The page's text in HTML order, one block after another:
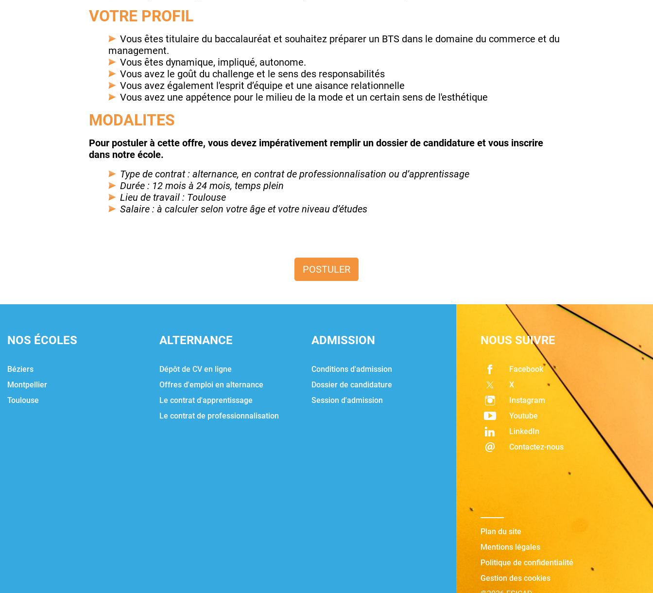
VOTRE PROFIL
Vous êtes titulaire du baccalauréat et souhaitez préparer un BTS dans le domaine du commerce et du
management.
Vous êtes dynamique, impliqué, autonome.
Vous avez le goût du challenge et le sens des responsabilités
Vous avez également l'esprit d’équipe et une aisance relationnelle
Vous avez une appétence pour le milieu de la mode et un certain sens de l'esthétique
MODALITES
Pour postuler à cette offre, vous devez impérativement remplir un dossier de candidature et vous inscrire
dans notre école.
Type de contrat : alternance, en contrat de professionnalisation ou d’apprentissage
Durée : 12 mois à 24 mois, temps plein
Lieu de travail : Toulouse
Salaire : à calculer selon votre âge et votre niveau d’études
POSTULER
NOS ÉCOLES
Béziers
Montpellier
Toulouse
ALTERNANCE
Dépôt de CV en ligne
Offres d'emploi en alternance
Le contrat d'apprentissage
Le contrat de professionnalisation
ADMISSION
Conditions d'admission
Dossier de candidature
Session d'admission
NOUS SUIVRE
Facebook
X
Instagram
Youtube
LinkedIn
Contactez-nous
Plan du site
Mentions légales
Politique de confidentialité
Gestion des cookies